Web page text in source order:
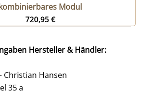
Modul
720,95 €
Hersteller & Händler:
Christian Hansen
35 a